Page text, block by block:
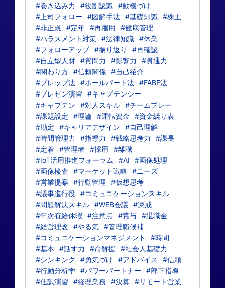
#巻き込み力
#役割認識 #動機づけ
#上司フォロー
#図解手法 #基礎知識 #株主
#非正規
#定年 #再雇用
#健康管理
#ハラスメント対策 #法律知識 #休業
#フォローアップ #振り返り
#再確認
#自立型人財 #質問力 #影響力
#貫通力
#関わり方 #信頼関係 #自己紹介
#プレップ法 #ホールパート法 #FABE法
#プレゼン演習
#キャプテンシー
#キャプテン
#対人スキル #チームプレー
#課題設定
#理論 #運転資金
#資金繰り表
#勘定
#キャリアデザイン
#自己理解
#時間管理力
#指導力 #戦略思考力
#課長
#定着 #管理者 #採用
#離職
#IoT活用推進フォーラム
#AI
#画像処理
#画像検査
#マーケット戦略 #ニーズ
#営業提案
#行動管理
#仮想思考
#議事進行役 #コミュニケーションスキル
#問題解決スキル #WEB会議
#懲戒
#年次有給休暇
#注意点 #賞与 #退職金
#経営理念 #やる気 #管理職候補
#コミュニケーションマネジメント
#時間
#基本
#話す力 #命解援
#社会人基礎力
#シンキング #勇気づけ #アドバイス
#信頼
#行動分析学 #パワーパートナー
#部下指導
#仕訳演習
#経理業務 #決算 #リモート営業